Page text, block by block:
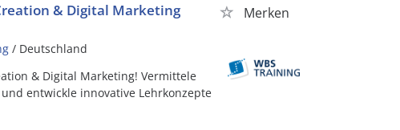
& Digital Marketing Merken
/ Deutschland
& Digital Marketing! Vermittele
entwickle innovative Lehrkonzepte